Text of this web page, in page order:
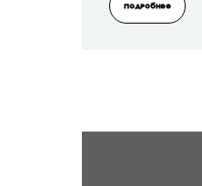
Подробнее